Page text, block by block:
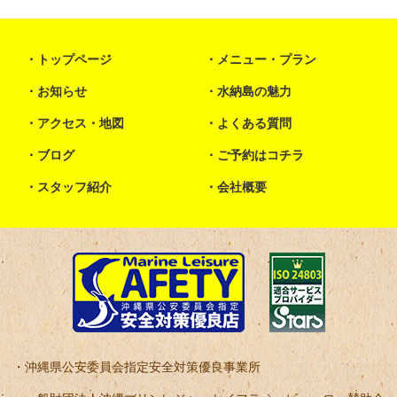
トップページ メニュー・プラン
お知らせ 水納島の魅力
アクセス・地図 よくある質問
ブログ ご予約はコチラ
スタッフ紹介 会社概要
沖縄県公安委員会指定安全対策優良事業所